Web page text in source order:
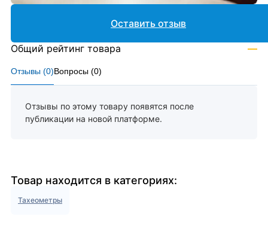
Отзывы (0)Вопросы (0)
Отзывы по этому товару появятся после
публикации на новой платформе.
Оставить отзыв
Общий рейтинг товара —
Товар находится в категориях:
Тахеометры